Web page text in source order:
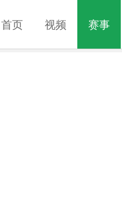
首页 视频 赛事